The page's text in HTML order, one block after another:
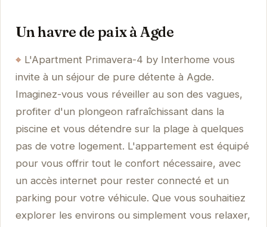
Un havre de paix à Agde
L'Apartment Primavera-4 by Interhome vous
invite à un séjour de pure détente à Agde.
Imaginez-vous vous réveiller au son des vagues,
profiter d'un plongeon rafraîchissant dans la
piscine et vous détendre sur la plage à quelques
pas de votre logement. L'appartement est équipé
pour vous offrir tout le confort nécessaire, avec
un accès internet pour rester connecté et un
parking pour votre véhicule. Que vous souhaitiez
explorer les environs ou simplement vous relaxer,